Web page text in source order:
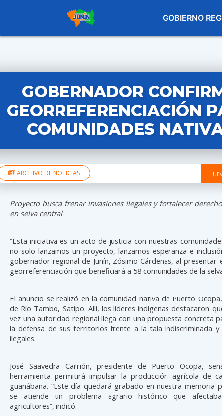
GOBIERNO
GOBERNADOR
GEORREFERENCIACIÓN
COMUNIDADES
ARCHIVO DE NOTICIAS
Proyecto busca frenar invasiones ilegales y fortalecer
en selva central
“Esta iniciativa es un acto de justicia con nuestras
no solo lanzamos un proyecto, lanzamos esperanza e
gobernador regional de Junín, Zósimo Cárdenas, al presentar
georreferenciación que beneficiará a 58 comunidades de la
El anuncio se realizó en la comunidad nativa de Puerto
de Río Tambo, Satipo. Allí, los líderes indígenas destacaron
vez una autoridad regional llega con una propuesta concreta
la defensa de sus territorios frente a la tala indiscriminada y
ilegales.
José Saavedra Carrión, presidente de Puerto Ocopa,
herramienta permitirá impulsar la producción agrícola de
guanábana. “Este día quedará grabado en nuestra memoria
se atiende un problema agrario histórico que
agricultores”, indicó.